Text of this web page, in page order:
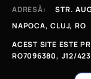
ADRESĂ:
STR.
NAPOCA, CLUJ, RO
ACEST SITE ESTE
RO7096380, J12/